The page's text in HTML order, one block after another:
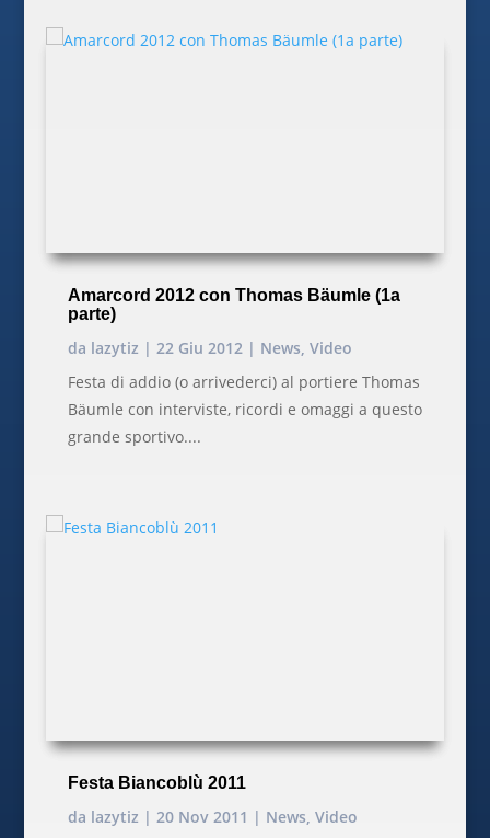
Amarcord 2012 con Thomas Bäumle (1a
parte)
da lazytiz | 22 Giu 2012 | News Video
Festa di addio (o arrivederci) al portiere Thomas
Bäumle con interviste, ricordi e omaggi a questo
grande sportivo....
Festa Biancoblù 2011
da lazytiz | 20 Nov 2011 | News Video